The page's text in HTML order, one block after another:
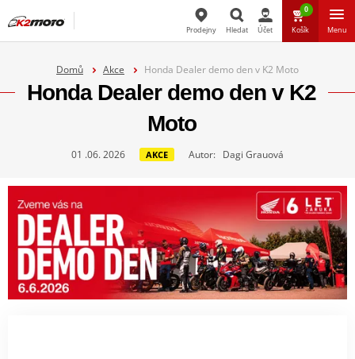
Hledat
Prodejny Hledat Účet
0
Košík Menu
Domů Akce Honda Dealer demo den v K2 Moto
Honda Dealer demo den v K2
Moto
01 .06. 2026 AKCE Autor: Dagi Grauová